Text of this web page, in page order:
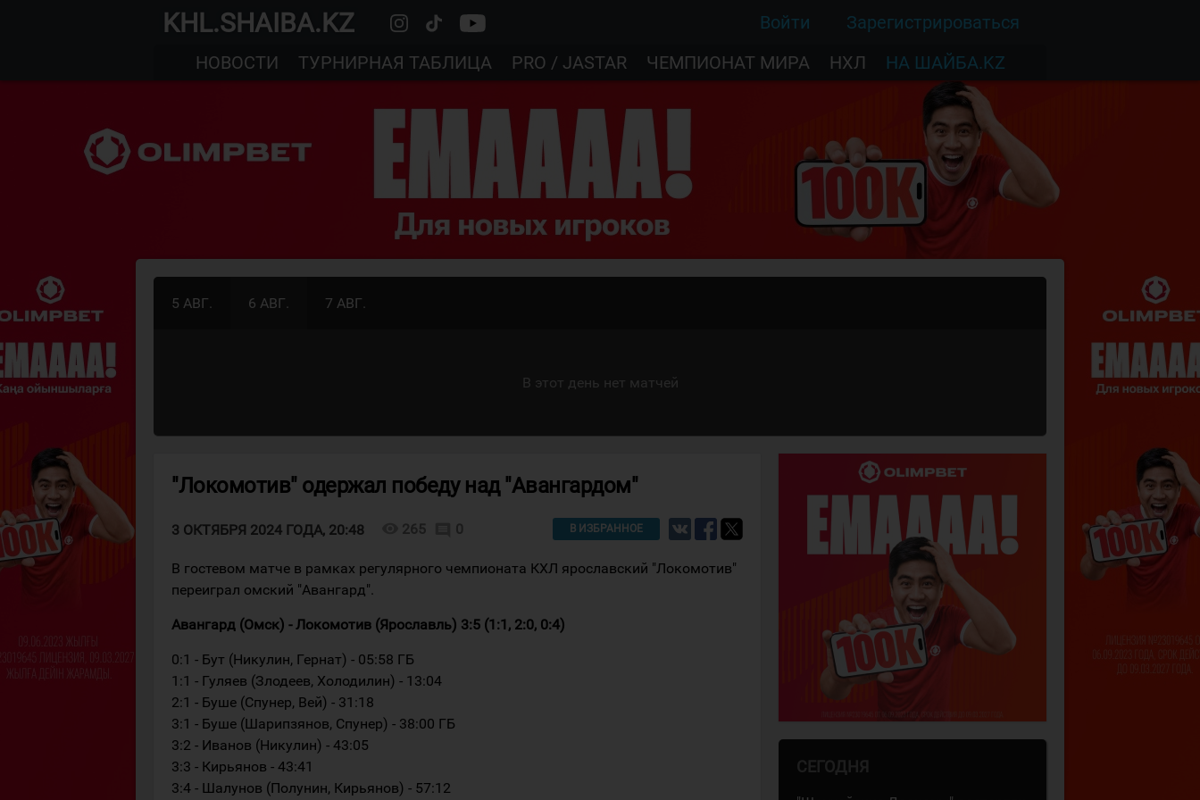
KHL.SHAIBA.KZ Войти
Зарегистрироваться
НОВОСТИ
ТУРНИРНАЯ ТАБЛИЦА PRO / JASTAR ЧЕМПИОНАТ МИРА НХЛ НА ШАЙБА.KZ
5 АВГ. 6 АВГ. 7 АВГ.
В этот день нет матчей
"Локомотив" одержал победу над "Авангардом"
3 ОКТЯБРЯ 2024 ГОДА, 20:48 265 0 В ИЗБРАННОЕ
В гостевом матче в рамках регулярного чемпионата КХЛ ярославский "Локомотив"
переиграл омский "Авангард".
Авангард (Омск) - Локомотив (Ярославль) 3:5 (1:1, 2:0, 0:4)
0:1 - Бут (Никулин, Гернат) - 05:58 ГБ
1:1 - Гуляев (Злодеев, Холодилин) - 13:04
2:1 - Буше (Спунер, Вей) - 31:18
3:1 - Буше (Шарипзянов, Спунер) - 38:00 ГБ
3:2 - Иванов (Никулин) - 43:05
3:3 - Кирьянов - 43:41
3:4 - Шалунов (Полунин, Кирьянов) - 57:12
СЕГОДНЯ